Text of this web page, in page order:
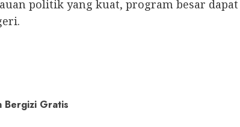
politik yang kuat, program besar
Bergizi Gratis